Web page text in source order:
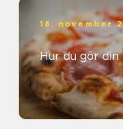
18. november
Hur du gör